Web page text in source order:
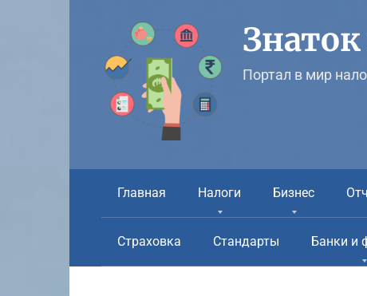
Портал в мир
Главная Налоги Бизнес
Страховка Стандарты Банки и